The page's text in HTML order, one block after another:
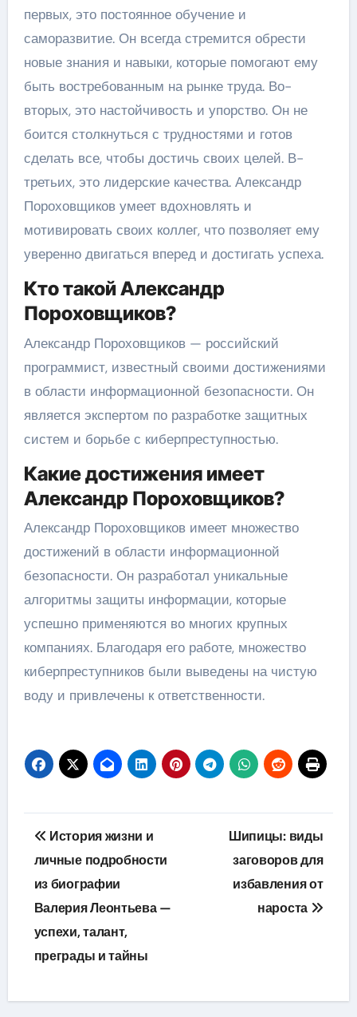
первых, это постоянное обучение и
саморазвитие. Он всегда стремится обрести
новые знания и навыки, которые помогают ему
быть востребованным на рынке труда. Во-
вторых, это настойчивость и упорство. Он не
боится столкнуться с трудностями и готов
сделать все, чтобы достичь своих целей. В-
третьих, это лидерские качества. Александр
Пороховщиков умеет вдохновлять и
мотивировать своих коллег, что позволяет ему
уверенно двигаться вперед и достигать успеха.
Кто такой Александр
Пороховщиков?
Александр Пороховщиков — российский
программист, известный своими достижениями
в области информационной безопасности. Он
является экспертом по разработке защитных
систем и борьбе с киберпреступностью.
Какие достижения имеет
Александр Пороховщиков?
Александр Пороховщиков имеет множество
достижений в области информационной
безопасности. Он разработал уникальные
алгоритмы защиты информации, которые
успешно применяются во многих крупных
компаниях. Благодаря его работе, множество
киберпреступников были выведены на чистую
воду и привлечены к ответственности.
Навигация
по
записям
История жизни и
личные подробности
из биографии
Валерия Леонтьева —
успехи, талант,
преграды и тайны
Шипицы: виды
заговоров для
избавления от
нароста